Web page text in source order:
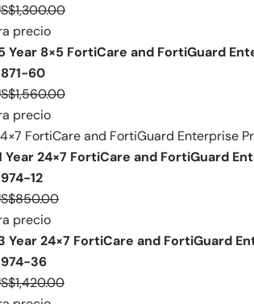
precio
Year 8×5 FortiCare and FortiGuard
60
precio
FortiCare and FortiGuard Enterprise
Year 24×7 FortiCare and FortiGuard
12
precio
Year 24×7 FortiCare and FortiGuard
36